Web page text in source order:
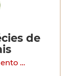
de
…